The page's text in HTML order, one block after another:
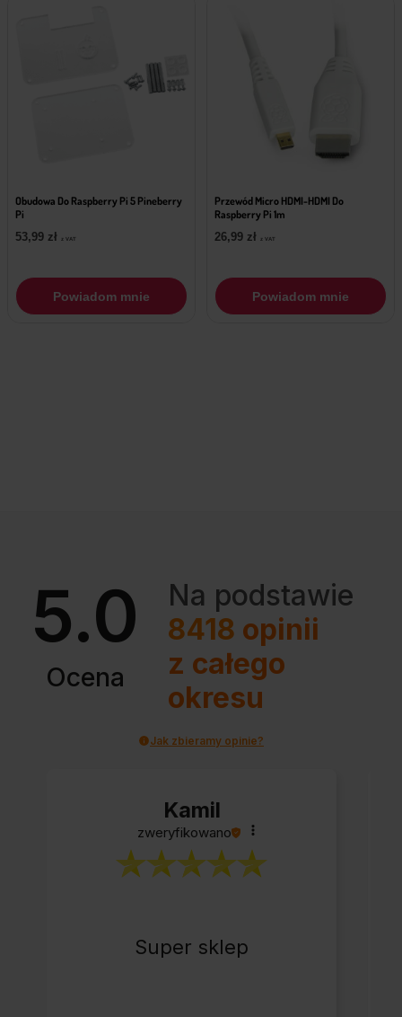
Obudowa Do Raspberry Pi 5 Pineberry
Pi
53,99 zł z VAT
Powiadom mnie
Przewód Micro HDMI-HDMI Do
Raspberry Pi 1m
26,99 zł z VAT
Powiadom mnie
5.0
Ocena
Na podstawie
8418 opinii
z całego
okresu
Jak zbieramy opinie?
Kamil
zweryfikowano
Super sklep